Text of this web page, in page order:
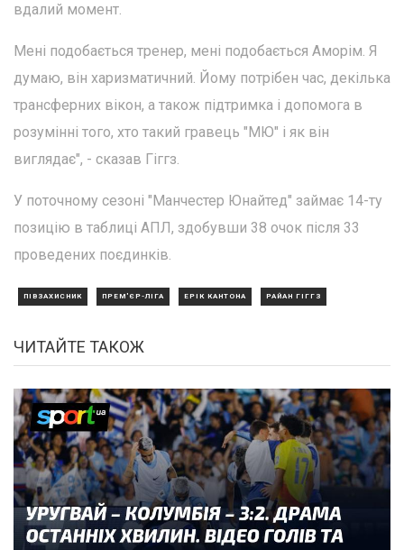
вдалий момент.
Мені подобається тренер, мені подобається Аморім. Я
думаю, він харизматичний. Йому потрібен час, декілька
трансферних вікон, а також підтримка і допомога в
розумінні того, хто такий гравець "МЮ" і як він
виглядає", - сказав Гіггз.
У поточному сезоні "Манчестер Юнайтед" займає 14-ту
позицію в таблиці АПЛ, здобувши 38 очок після 33
проведених поєдинків.
ПІВЗАХИСНИК ПРЕМ'ЄР-ЛІГА ЕРІК КАНТОНА РАЙАН ГІГГЗ
ЧИТАЙТЕ ТАКОЖ